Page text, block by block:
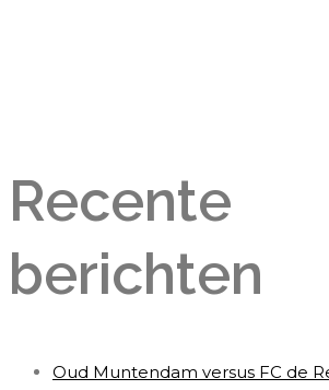
Recente
berichten
Oud Muntendam versus FC de